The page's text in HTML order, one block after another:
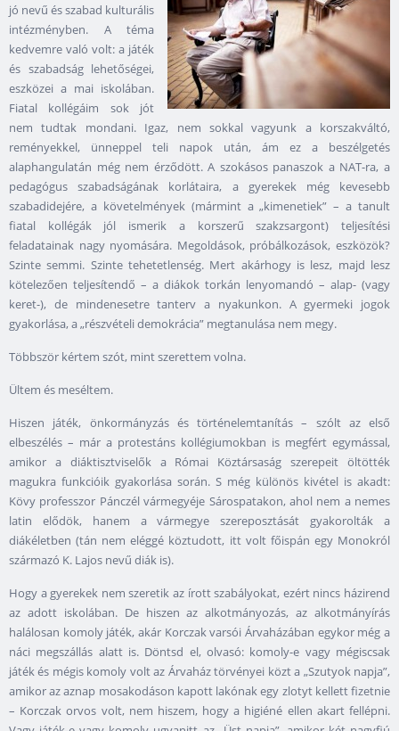
jó nevű és szabad kulturális
intézményben. A téma
kedvemre való volt: a játék
és szabadság lehetőségei,
eszközei a mai iskolában.
Fiatal kollégáim sok jót
nem tudtak mondani. Igaz, nem sokkal vagyunk a korszakváltó,
reményekkel, ünneppel teli napok után, ám ez a beszélgetés
alaphangulatán még nem érződött. A szokásos panaszok a NAT-ra, a
pedagógus szabadságának korlátaira, a gyerekek még kevesebb
szabadidejére, a követelmények (mármint a „kimenetiek” – a tanult
fiatal kollégák jól ismerik a korszerű szakzsargont) teljesítési
feladatainak nagy nyomására. Megoldások, próbálkozások, eszközök?
Szinte semmi. Szinte tehetetlenség. Mert akárhogy is lesz, majd lesz
kötelezően teljesítendő – a diákok torkán lenyomandó – alap- (vagy
keret-), de mindenesetre tanterv a nyakunkon. A gyermeki jogok
gyakorlása, a „részvételi demokrácia” megtanulása nem megy.
Többször kértem szót, mint szerettem volna.
Ültem és meséltem.
Hiszen játék, önkormányzás és történelemtanítás – szólt az első
elbeszélés – már a protestáns kollégiumokban is megfért egymással,
amikor a diáktisztviselők a Római Köztársaság szerepeit öltötték
magukra funkcióik gyakorlása során. S még különös kivétel is akadt:
Kövy professzor Pánczél vármegyéje Sárospatakon, ahol nem a nemes
latin elődök, hanem a vármegye szereposztását gyakorolták a
diákéletben (tán nem eléggé köztudott, itt volt főispán egy Monokról
származó K. Lajos nevű diák is).
Hogy a gyerekek nem szeretik az írott szabályokat, ezért nincs házirend
az adott iskolában. De hiszen az alkotmányozás, az alkotmányírás
halálosan komoly játék, akár Korczak varsói Árvaházában egykor még a
náci megszállás alatt is. Döntsd el, olvasó: komoly-e vagy mégiscsak
játék és mégis komoly volt az Árvaház törvényei közt a „Szutyok napja”,
amikor az aznap mosakodáson kapott lakónak egy zlotyt kellett fizetnie
– Korczak orvos volt, nem hiszem, hogy a higiéné ellen akart fellépni.